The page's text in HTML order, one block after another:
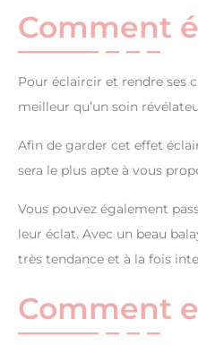
Comment
Pour éclaircir et rendre ses
meilleur qu’un soin
Afin de garder cet effet
sera le plus apte à vous
Vous pouvez également
leur éclat. Avec un beau
très tendance et à la fois
Comment